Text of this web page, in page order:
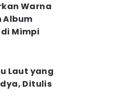
Warna
Album
Mimpi
Laut yang
Ditulis